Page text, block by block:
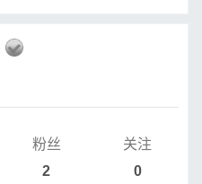
粉丝
2
关注
0